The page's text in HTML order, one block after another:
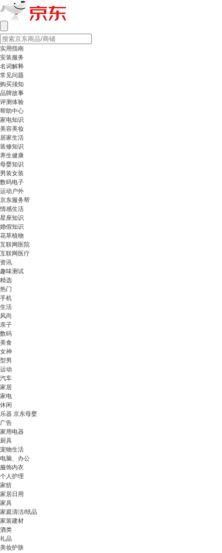
实用指南
安装服务
名词解释
常见问题
购买须知
品牌故事
评测体验
帮助中心
家电知识
美容美妆
居家生活
装修知识
养生健康
母婴知识
男装女装
数码电子
运动户外
京东服务帮
情感生活
星座知识
婚假知识
花草植物
互联网医院
互联网医疗
资讯
趣味测试
精选
热门
手机
生活
风尚
亲子
数码
美食
女神
型男
运动
汽车
家居
家电
休闲
乐器 京东母婴
广告
家用电器
厨具
宠物生活
电脑、办公
服饰内衣
个人护理
家纺
家居日用
家具
家庭清洁/纸品
家装建材
酒类
礼品
美妆护肤